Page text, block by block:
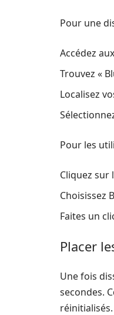
Pour une
Accédez
Trouvez «
Localisez
Pour les
Cliquez sur
Choisissez
Faites un
Placer
Une fois
secondes.
réinitialisés.